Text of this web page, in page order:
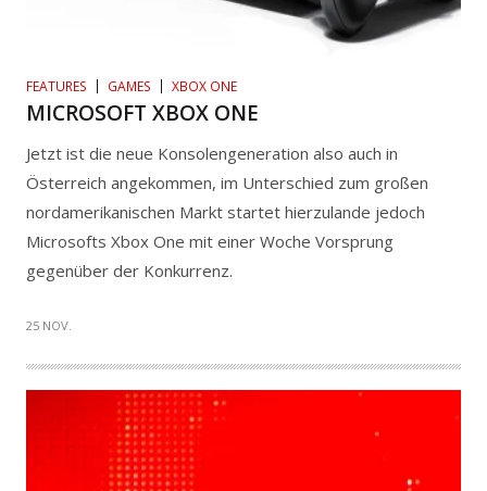
FEATURES GAMES XBOX ONE
MICROSOFT XBOX ONE
Jetzt ist die neue Konsolengeneration also auch in
Österreich angekommen, im Unterschied zum großen
nordamerikanischen Markt startet hierzulande jedoch
Microsofts Xbox One mit einer Woche Vorsprung
gegenüber der Konkurrenz.
25 NOV.